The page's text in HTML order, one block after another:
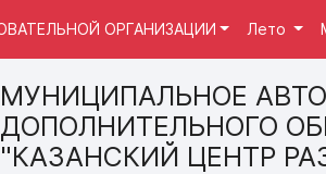
МУНИЦИПАЛЬНОЕ
ДОПОЛНИТЕЛЬНОГО
"КАЗАНСКИЙ ЦЕНТР
ОРГАНИЗАЦИИ Лето